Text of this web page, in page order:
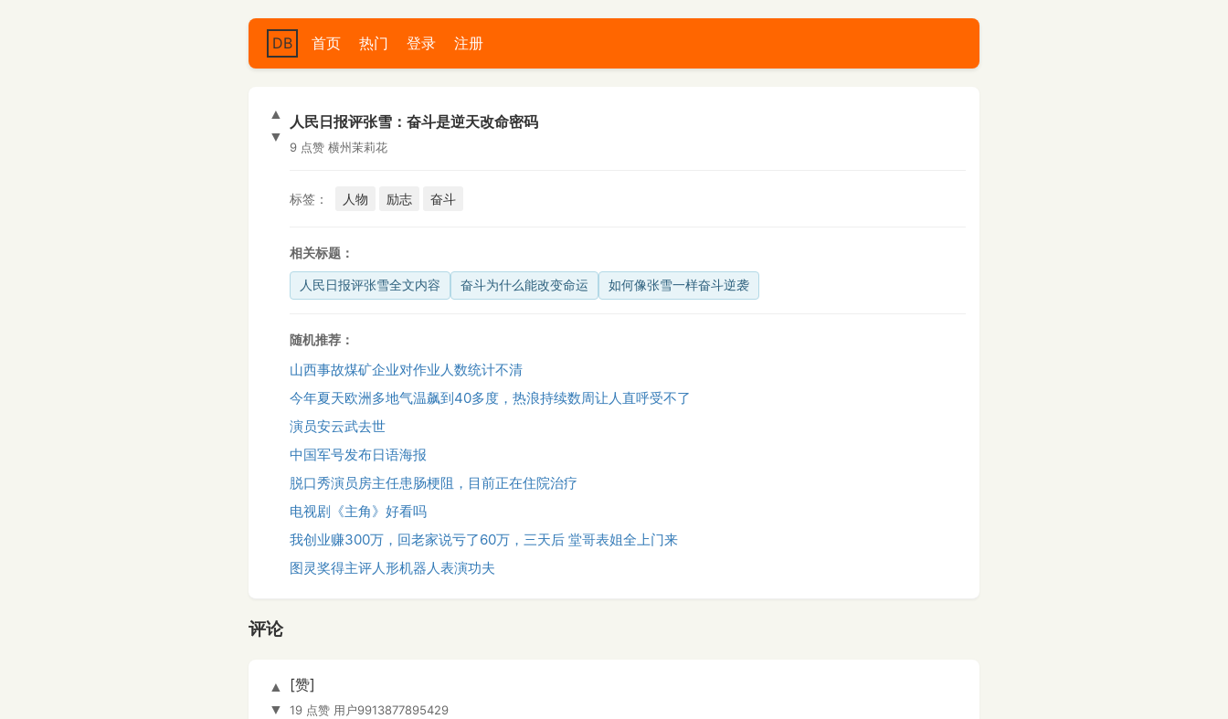
DB 首页 热门 登录 注册
▲
▼
人民日报评张雪：奋斗是逆天改命密码
9 点赞 横州茉莉花
标签： 人物 励志 奋斗
相关标题：
人民日报评张雪全文内容 奋斗为什么能改变命运 如何像张雪一样奋斗逆袭
随机推荐：
山西事故煤矿企业对作业人数统计不清
今年夏天欧洲多地气温飙到40多度，热浪持续数周让人直呼受不了
演员安云武去世
中国军号发布日语海报
脱口秀演员房主任患肠梗阻，目前正在住院治疗
电视剧《主角》好看吗
我创业赚300万，回老家说亏了60万，三天后 堂哥表姐全上门来
图灵奖得主评人形机器人表演功夫
评论
▲
▼
[赞]
19 点赞 用户9913877895429